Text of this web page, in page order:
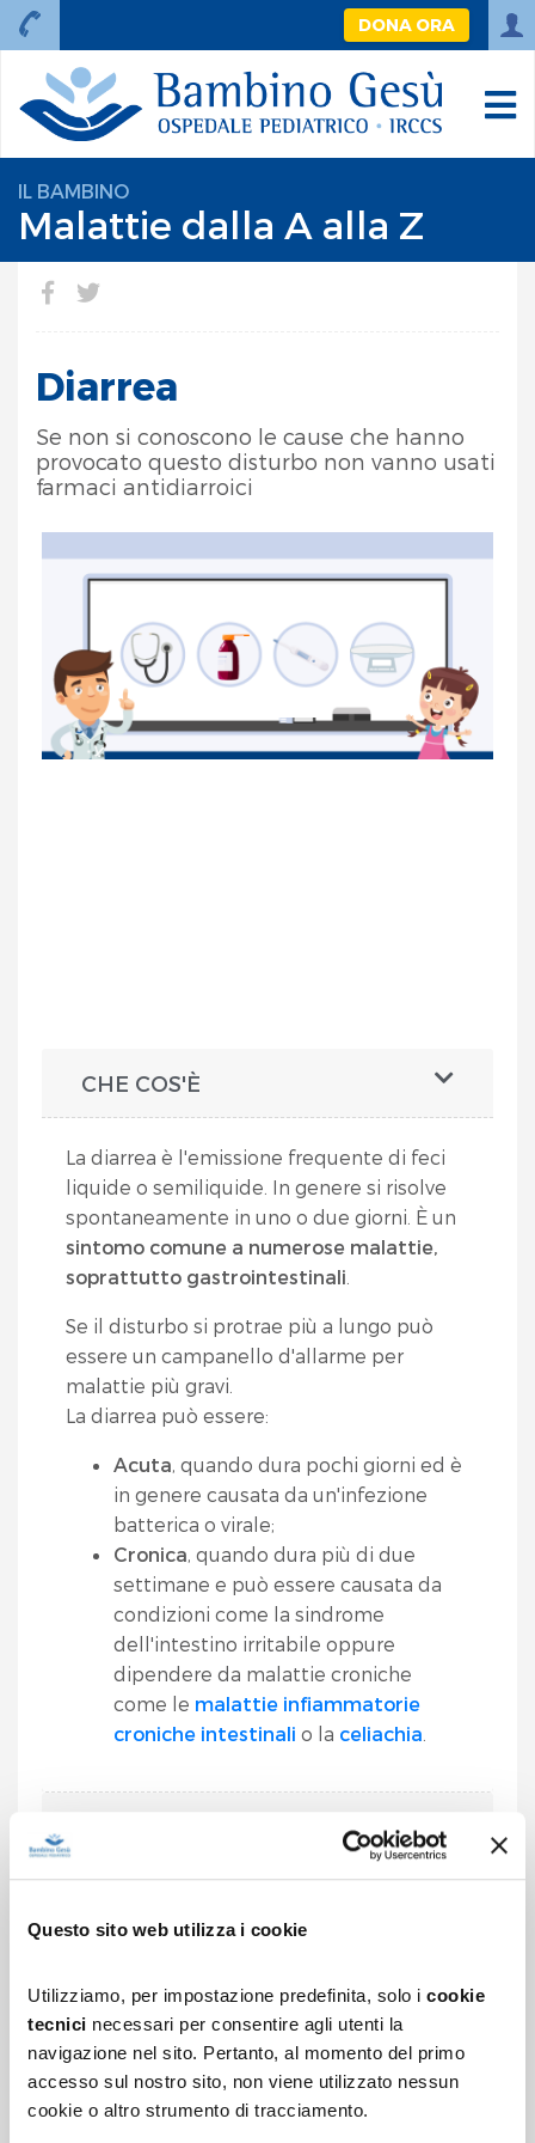
Questo sito web utilizza i cookie
Utilizziamo, per impostazione predefinita, solo i cookie
tecnici necessari per consentire agli utenti la
navigazione nel sito. Pertanto, al momento del primo
accesso sul nostro sito, non viene utilizzato nessun
cookie o altro strumento di tracciamento.
DONA ORA
IL BAMBINO
Malattie dalla A alla Z
Diarrea
Se non si conoscono le cause che hanno
provocato questo disturbo non vanno usati
farmaci antidiarroici
CHE COS'È
La diarrea è l'emissione frequente di feci
liquide o semiliquide. In genere si risolve
spontaneamente in uno o due giorni. È un
sintomo comune a numerose malattie,
soprattutto gastrointestinali
Se il disturbo si protrae più a lungo può
essere un campanello d'allarme per
malattie più gravi.
La diarrea può essere:
Acuta, quando dura pochi giorni ed è
in genere causata da un'infezione
batterica o virale;
Cronica, quando dura più di due
settimane e può essere causata da
condizioni come la sindrome
dell'intestino irritabile oppure
dipendere da malattie croniche
come le malattie infiammatorie
croniche intestinali o la celiachia
COME SI CURA
COME SI PREVIENE